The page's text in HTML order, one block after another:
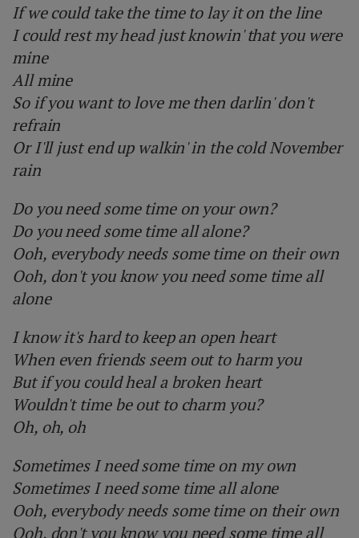
If we could take the time to lay it on the line
I could rest my head just knowin' that you were
mine
All mine
So if you want to love me then darlin' don't
refrain
Or I'll just end up walkin' in the cold November
rain
Do you need some time on your own?
Do you need some time all alone?
Ooh, everybody needs some time on their own
Ooh, don't you know you need some time all
alone
I know it's hard to keep an open heart
When even friends seem out to harm you
But if you could heal a broken heart
Wouldn't time be out to charm you?
Oh, oh, oh
Sometimes I need some time on my own
Sometimes I need some time all alone
Ooh, everybody needs some time on their own
Ooh, don't you know you need some time all